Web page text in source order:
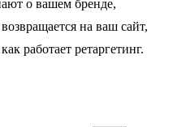
о вашем бренде,
на ваш сайт,
работает ретаргетинг.